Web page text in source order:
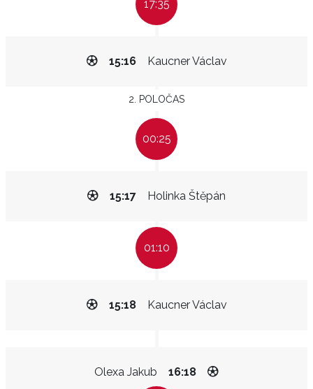
17:35
Kaucner Václav
15:16
2. POLOČAS
00:25
Holinka Štěpán
15:17
01:10
Kaucner Václav
15:18
Olexa Jakub 16:18